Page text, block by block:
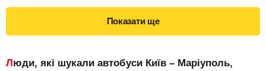
Показати ще
Люди, які шукали автобуси Київ – Маріуполь,